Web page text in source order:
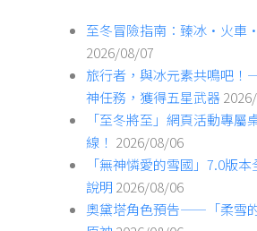
至冬冒險指南：臻冰·火車
2026/08/07
旅行者，與冰元素共鳴吧
神任務，獲得五星武器
「至冬將至」網頁活動專屬
線！ 2026/08/06
「無神憐愛的雪國」7.0版
說明 2026/08/06
奧黛塔角色預告——「柔雪